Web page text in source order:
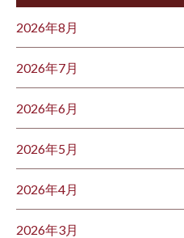
2026年8月
2026年7月
2026年6月
2026年5月
2026年4月
2026年3月